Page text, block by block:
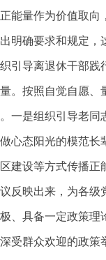
能量作为价值取向
明确要求和规定
引导离退休干部
。按照自觉自愿
一是组织引导老
心态阳光的模范
建设等方式传播
反映出来，为各
、具备一定政策
受群众欢迎的政